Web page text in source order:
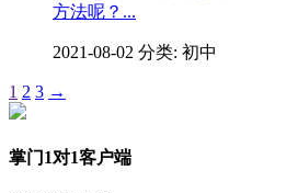
方法呢？...
2021-08-02 分类: 初中
1 2 3 →
掌门1对1客户端